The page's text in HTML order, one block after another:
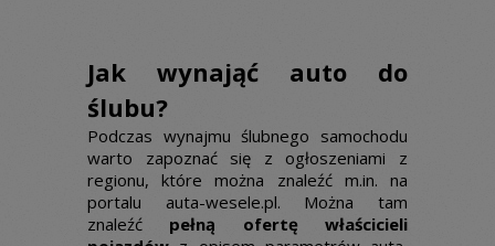
Jak wynająć auto do
ślubu?
Podczas wynajmu ślubnego samochodu
warto zapoznać się z ogłoszeniami z
regionu, które można znaleźć m.in. na
portalu auta-wesele.pl. Można tam
znaleźć pełną ofertę właścicieli